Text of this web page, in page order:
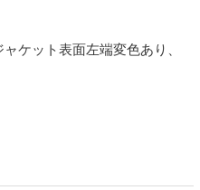
ケット表面左端変色あり、